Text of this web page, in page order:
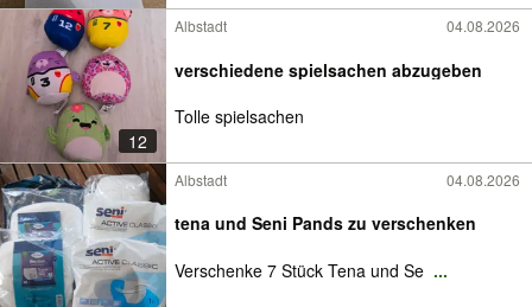
12
Albstadt 04.08.2026
verschiedene spielsachen abzugeben
Tolle spielsachen
Albstadt 04.08.2026
tena und Seni Pands zu verschenken
Verschenke 7 Stück Tena und Se ...